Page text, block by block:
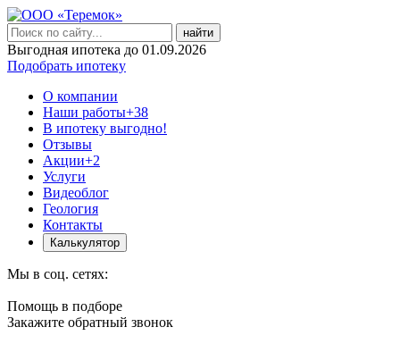
найти
Выгодная ипотека до 01.09.2026
Подобрать ипотеку
О компании
Наши работы+38
В ипотеку выгодно!
Отзывы
Акции+2
Услуги
Видеоблог
Геология
Контакты
Калькулятор
Мы в соц. сетях:
Помощь в подборе
Закажите обратный звонок